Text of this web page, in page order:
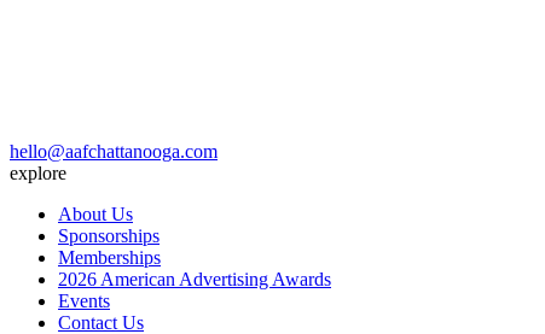
hello@aafchattanooga.com
explore
About Us
Sponsorships
Memberships
2026 American Advertising Awards
Events
Contact Us